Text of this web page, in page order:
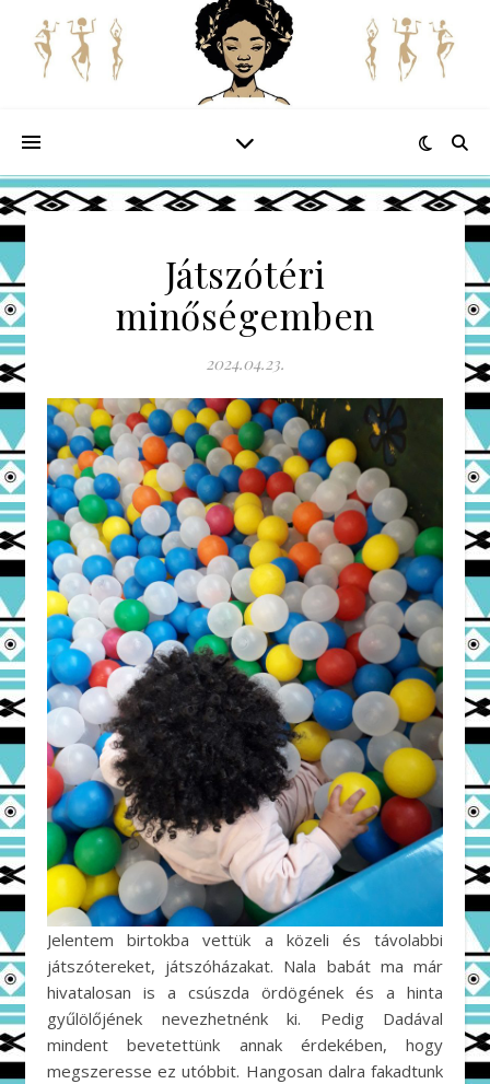
Játszótéri
minőségemben
2024.04.23.
Jelentem birtokba vettük a közeli és távolabbi
játszótereket, játszóházakat. Nala babát ma már
hivatalosan is a csúszda ördögének és a hinta
gyűlölőjének nevezhetnénk ki. Pedig Dadával
mindent bevetettünk annak érdekében, hogy
megszeresse ez utóbbit. Hangosan dalra fakadtunk